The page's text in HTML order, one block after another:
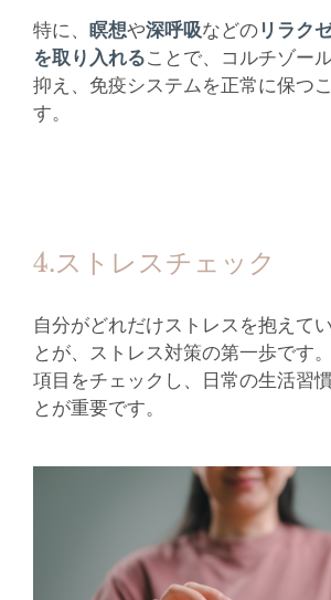
特に、 瞑想や深呼吸などのリラク
を取り入れることで、コルチゾー
抑え、免疫システムを正常に保つ
す。
4.ストレスチェック
自分がどれだけストレスを抱えて
とが、ストレス対策の第一歩です
項目をチェックし、日常の生活習
とが重要です。